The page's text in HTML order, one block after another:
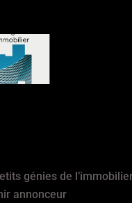
génies de
annonceur